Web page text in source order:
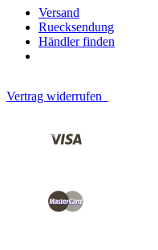
Versand
Ruecksendung
Händler finden
Vertrag widerrufen